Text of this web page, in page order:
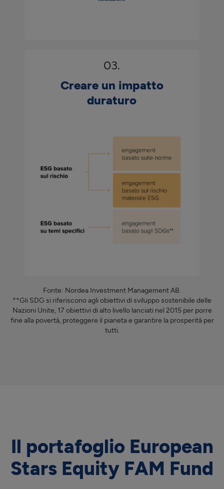
03.
Creare un impatto
duraturo
Fonte: Nordea Investment Management AB.
**Gli SDG si riferiscono agli obiettivi di sviluppo sostenibile delle
Nazioni Unite, 17 obiettivi di alto livello lanciati nel 2015 per porre
fine alla povertà, proteggere il pianeta e garantire la prosperità per
tutti.
Il portafoglio European
Stars Equity FAM Fund